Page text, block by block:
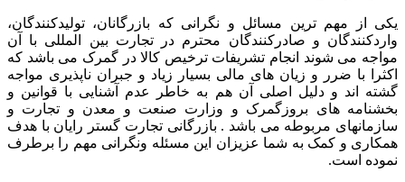
یکی از مهم ترین مسائل و نگرانی که بازرگانان، تولیدکنندگان،
واردکنندگان و صادرکنندگان محترم در تجارت بین المللی با آن
مواجه می شوند انجام تشریفات ترخیص کالا در گمرک می باشد که
اکثرا با ضرر و زیان های مالی بسیار زیاد و جبران ناپذیری مواجه
گشته اند و دلیل اصلی آن هم به خاطر عدم آشنایی با قوانین و
بخشنامه های بروزگمرک و وزارت صنعت و معدن و تجارت و
سازمانهای مربوطه می باشد . بازرگانی تجارت گستر رایان با هدف
همکاری و کمک به شما عزیزان این مسئله ونگرانی مهم را برطرف
نموده است.